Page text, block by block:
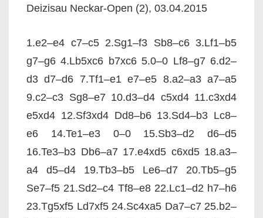
Deizisau Neckar-Open (2), 03.04.2015
1.e2–e4 c7–c5 2.Sg1–f3 Sb8–c6 3.Lf1–b5
g7–g6 4.Lb5xc6 b7xc6 5.0–0 Lf8–g7 6.d2–
d3 d7–d6 7.Tf1–e1 e7–e5 8.a2–a3 a7–a5
9.c2–c3 Sg8–e7 10.d3–d4 c5xd4 11.c3xd4
e5xd4 12.Sf3xd4 Dd8–b6 13.Sd4–b3 Lc8–
e6 14.Te1–e3 0–0 15.Sb3–d2 d6–d5
16.Te3–b3 Db6–a7 17.e4xd5 c6xd5 18.a3–
a4 d5–d4 19.Tb3–b5 Le6–d7 20.Tb5–g5
Se7–f5 21.Sd2–c4 Tf8–e8 22.Lc1–d2 h7–h6
23.Tg5xf5 Ld7xf5 24.Sc4xa5 Da7–c7 25.b2–